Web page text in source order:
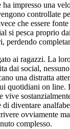
impresso una
controllate
che essere
si pesca proprio
perdendo
ai ragazzi. La
dai social,
una distratta
quotidiani on line.
vive
di diventare
ovviamente
complesso.